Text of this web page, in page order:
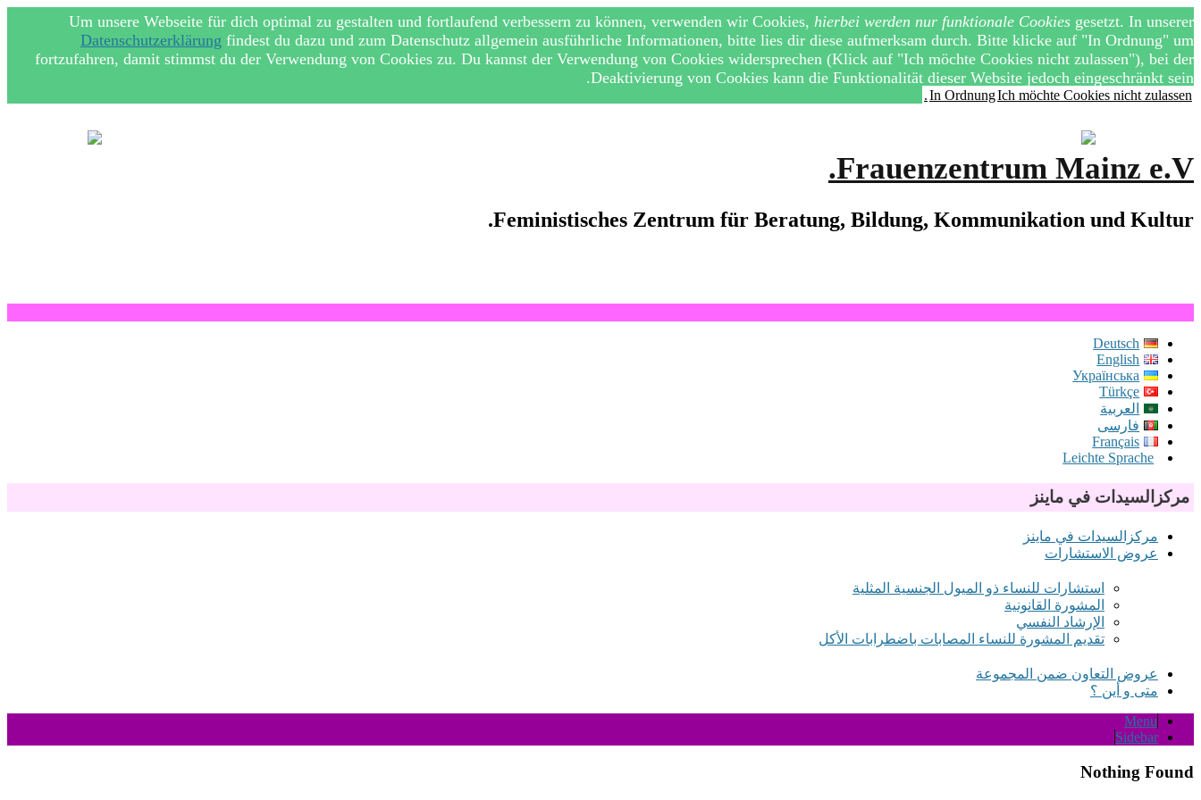
Um unsere Webseite für dich optimal zu gestalten und fortlaufend verbessern zu können, verwenden wir Cookies, hierbei werden nur funktionale Cookies gesetzt. In unserer
Datenschutzerklärung findest du dazu und zum Datenschutz allgemein ausführliche Informationen, bitte lies dir diese aufmerksam durch. Bitte klicke auf "In Ordnung" um
fortzufahren, damit stimmst du der Verwendung von Cookies zu. Du kannst der Verwendung von Cookies widersprechen (Klick auf "Ich möchte Cookies nicht zulassen"), bei der
Deaktivierung von Cookies kann die Funktionalität dieser Website jedoch eingeschränkt sein.
In OrdnungIch möchte Cookies nicht zulassen.
Frauenzentrum Mainz e.V.
Feministisches Zentrum für Beratung, Bildung, Kommunikation und Kultur.
Deutsch
English
Українська
Türkçe
العربية
فارسی
Français
Leichte Sprache
‫مركز‬‫السيدات‬ ‫في‬ ‫ماينز‬
‫مركز‬‫السيدات‬ ‫في‬ ‫ماينز‬
عروض الاستشارات
استشارات للنساء ذو الميول الجنسية المثلية
المشورة القانونية
الإرشاد النفسي
تقديم المشورة للنساء المصابات باضطرابات الأكل
عروض التعاون ضمن المجموعة
‫متى‬ ‫و‬ ‫أين‬ ‫؟‬
Menu
Sidebar
Nothing Found